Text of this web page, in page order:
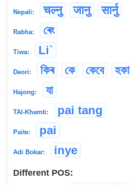
Nepali: चल्नु जानु सार्नु
Rabha: ৰেং
Tiwa: Li`
Deori: কিৰ কে কেবে হকা
Hajong: যা
TAI-Khamti: pai tang
Paite: pai
Adi Bokar: inye
Different POS: